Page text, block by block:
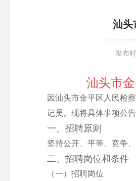
汕头
发布
汕头市
因汕头市金平区人民检
记员。现将具体事项公告
一、招聘原则
坚持公开、平等、竞争、
二、招聘岗位和条件
（一）招聘岗位